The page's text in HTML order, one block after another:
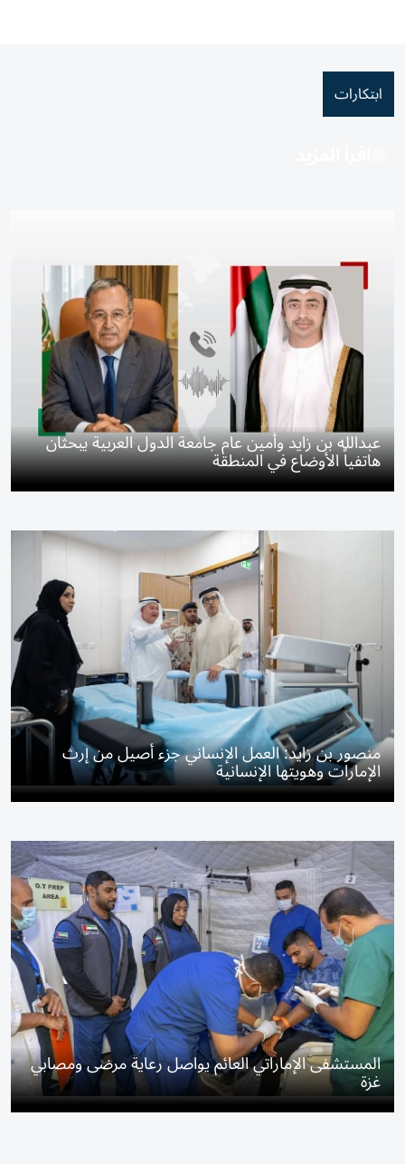
ابتكارات
عبدالله بن زايد وأمين عام جامعة الدول العربية يبحثان
هاتفياً الأوضاع في المنطقة
منصور بن زايد: العمل الإنساني جزء أصيل من إرث
الإمارات وهويتها الإنسانية
المستشفى الإماراتي العائم يواصل رعاية مرضى ومصابي
غزة